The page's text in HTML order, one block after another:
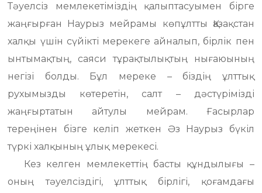
Тәуелсіз мемлекетіміздің қалыптасуымен бірге
жаңғырған Наурыз мейрамы көпұлтты Қазақстан
халқы үшін сүйікті мерекеге айналып, бірлік пен
ынтымақтың, саяси тұрақтылықтың нығаюының
негізі болды. Бұл мереке – біздің ұлттық
рухымызды көтеретін, салт – дәстүрімізді
жаңғыртатын айтулы мейрам. Ғасырлар
тереңінен бізге келіп жеткен Әз Наурыз бүкіл
түркі халқының ұлық мерекесі.
Кез келген мемлекеттің басты құндылығы –
оның тәуелсіздігі, ұлттық бірлігі, қоғамдағы